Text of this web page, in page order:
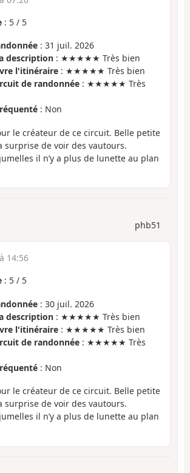
: 5 / 5
: 31 juil. 2026
description : ★★★★★ Très bien
l'itinéraire : ★★★★★ Très bien
de randonnée : ★★★★★ Très
: Non
le créateur de ce circuit. Belle petite
surprise de voir des vautours.
il n’y a plus de lunette au plan
phb51
14:56
: 5 / 5
: 30 juil. 2026
description : ★★★★★ Très bien
l'itinéraire : ★★★★★ Très bien
de randonnée : ★★★★★ Très
: Non
le créateur de ce circuit. Belle petite
surprise de voir des vautours.
il n’y a plus de lunette au plan